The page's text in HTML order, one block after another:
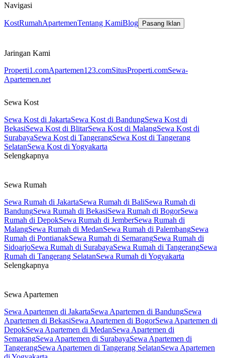
Navigasi
KostRumahApartemenTentang KamiBlog Pasang Iklan
Jaringan Kami
Properti1.comApartemen123.comSitusProperti.comSewa-
Apartemen.net
Sewa Kost
Sewa Kost di JakartaSewa Kost di BandungSewa Kost di
BekasiSewa Kost di BlitarSewa Kost di MalangSewa Kost di
SurabayaSewa Kost di TangerangSewa Kost di Tangerang
SelatanSewa Kost di Yogyakarta
Selengkapnya
Sewa Rumah
Sewa Rumah di JakartaSewa Rumah di BaliSewa Rumah di
BandungSewa Rumah di BekasiSewa Rumah di BogorSewa
Rumah di DepokSewa Rumah di JemberSewa Rumah di
MalangSewa Rumah di MedanSewa Rumah di PalembangSewa
Rumah di PontianakSewa Rumah di SemarangSewa Rumah di
SidoarjoSewa Rumah di SurabayaSewa Rumah di TangerangSewa
Rumah di Tangerang SelatanSewa Rumah di Yogyakarta
Selengkapnya
Sewa Apartemen
Sewa Apartemen di JakartaSewa Apartemen di BandungSewa
Apartemen di BekasiSewa Apartemen di BogorSewa Apartemen di
DepokSewa Apartemen di MedanSewa Apartemen di
SemarangSewa Apartemen di SurabayaSewa Apartemen di
TangerangSewa Apartemen di Tangerang SelatanSewa Apartemen